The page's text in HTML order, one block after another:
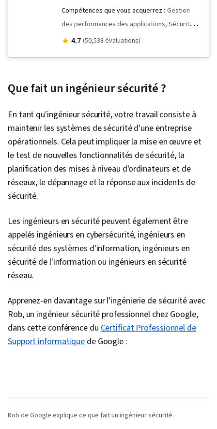
Compétences que vous acquerrez : Gestion
des performances des applications, Sécurité
de l'informatique en nuage, DevSecOps,
Attaques par déni de service distribué (DDoS),
que service (IaaS), Outils d'ingénierie rapide,
Création de tableaux de bord, Gestion des
identités et des accès, Conteneurisation,
Prévention de la perte de données,
Architecture du réseau, Ingénierie rapide,
Infrastructure en nuage, Accès aux données,
Dépannage du réseau, Machines virtuelles,
Réseaux informatiques, Niveau de service,
Surveillance des événements, Analyse du
réseau, Gestion des performances du réseau,
Surveillance du système, Infrastructure de
réseau, Prométhée (Logiciel), Gestion de
l'informatique en nuage, Optimisation des
performances, Applications en nuage,
contre les logiciels malveillants, Sécurité des
4.7 (50,538 évaluations)
Que fait un ingénieur sécurité ?
En tant qu'ingénieur sécurité, votre travail consiste à
maintenir les systèmes de sécurité d'une entreprise
opérationnels. Cela peut impliquer la mise en œuvre et
le test de nouvelles fonctionnalités de sécurité, la
planification des mises à niveau d'ordinateurs et de
réseaux, le dépannage et la réponse aux incidents de
sécurité.
Les ingénieurs en sécurité peuvent également être
appelés ingénieurs en cybersécurité, ingénieurs en
sécurité des systèmes d'information, ingénieurs en
sécurité de l'information ou ingénieurs en sécurité
réseau.
Apprenez-en davantage sur l'ingénierie de sécurité avec
Rob, un ingénieur sécurité professionnel chez Google,
dans cette conférence duCertificat Professionnel de
Support informatique de Google :
Rob de Google explique ce que fait un ingénieur sécurité.